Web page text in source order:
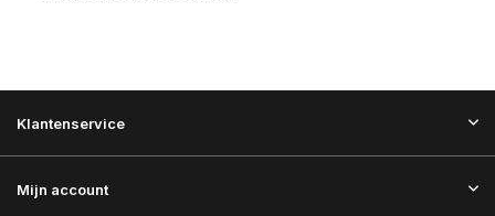
Klantenservice
Mijn account